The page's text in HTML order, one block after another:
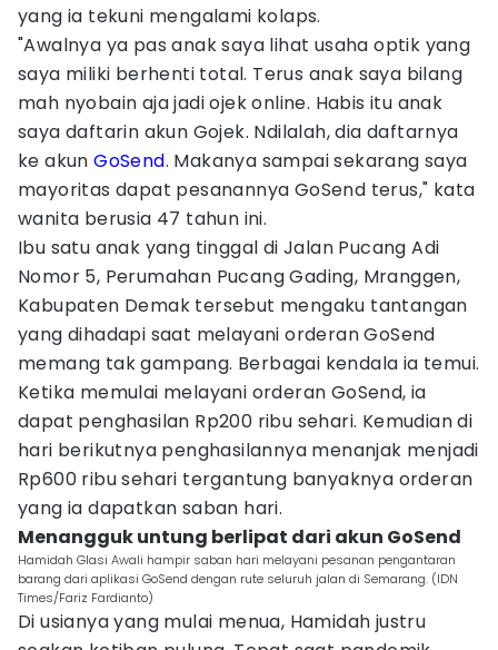
yang ia tekuni mengalami kolaps.
"Awalnya ya pas anak saya lihat usaha optik yang
saya miliki berhenti total. Terus anak saya bilang
mah nyobain aja jadi ojek online. Habis itu anak
saya daftarin akun Gojek. Ndilalah, dia daftarnya
ke akunGoSend. Makanya sampai sekarang saya
mayoritas dapat pesanannya GoSend terus," kata
wanita berusia 47 tahun ini.
Ibu satu anak yang tinggal di Jalan Pucang Adi
Nomor 5, Perumahan Pucang Gading, Mranggen,
Kabupaten Demak tersebut mengaku tantangan
yang dihadapi saat melayani orderan GoSend
memang tak gampang. Berbagai kendala ia temui.
Ketika memulai melayani orderan GoSend, ia
dapat penghasilan Rp200 ribu sehari. Kemudian di
hari berikutnya penghasilannya menanjak menjadi
Rp600 ribu sehari tergantung banyaknya orderan
yang ia dapatkan saban hari.
Menangguk untung berlipat dari akun GoSend
Hamidah Glasi Awali hampir saban hari melayani pesanan pengantaran
barang dari aplikasi GoSend dengan rute seluruh jalan di Semarang. (IDN
Times/Fariz Fardianto)
Di usianya yang mulai menua, Hamidah justru